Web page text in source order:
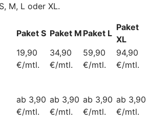
M, L oder XL.
Paket S Paket M Paket L
Paket
XL
19,90
€/mtl.
34,90
€/mtl.
59,90
€/mtl.
94,90
€/mtl.
ab 3,90
€/mtl.
ab 3,90
€/mtl.
ab 3,90
€/mtl.
ab 3,90
€/mtl.